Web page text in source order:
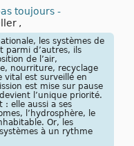
toujours -
,
les systèmes de
parmi d’autres, ils
de l’air,
nourriture, recyclage
est surveillé en
est mise sur pause
l’unique priorité.
: elle aussi a ses
l’hydrosphère, le
Or, les
à un rythme